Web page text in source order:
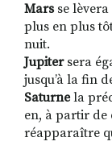
Marsse lèvera
plus en plus
nuit.
Jupitersera
jusqu’à la fin
Saturnela
en, à partir de
réapparaître